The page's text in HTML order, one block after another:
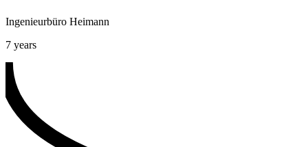
Ingenieurbüro Heimann
7 years